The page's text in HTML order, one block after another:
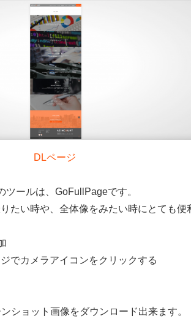
DLページ
ールは、GoFullPageです。
たい時や、全体像をみたい時にとても便
でカメラアイコンをクリックする
ショット画像をダウンロード出来ます。